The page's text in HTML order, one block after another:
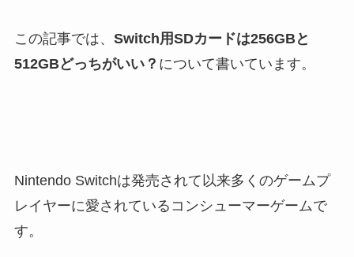
この記事では、 Switch用SDカードは256GBと
512GBどっちがいい？ について書いています。
Nintendo Switchは発売されて以来多くのゲームプ
レイヤーに愛されているコンシューマーゲームで
す。